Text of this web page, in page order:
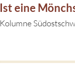
Ist eine
Kolumne